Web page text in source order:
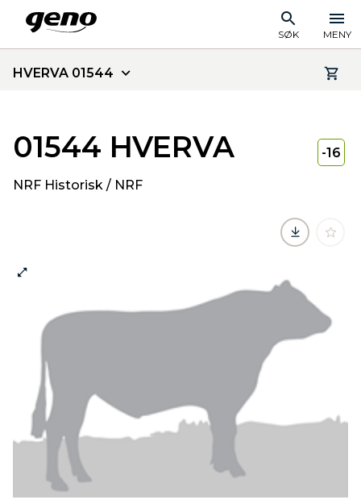
SØK MENY
HVERVA 01544
01544 HVERVA
NRF Historisk / NRF
-16